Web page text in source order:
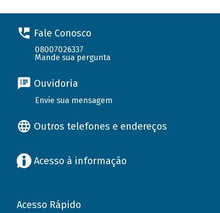
Fale Conosco
08007026337
Mande sua pergunta
Ouvidoria
Envie sua mensagem
Outros telefones e endereços
Acesso à informação
Acesso Rápido